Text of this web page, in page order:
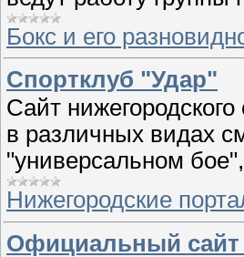
Бокс и его
Спортклуб "Удар"
Сайт
в различных видах
"универсальном
Нижегородские
Официальный сайт